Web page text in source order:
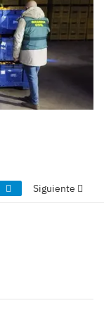
Siguiente